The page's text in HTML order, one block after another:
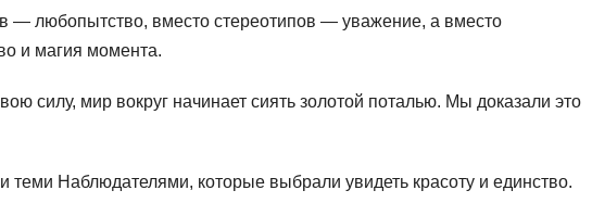
— любопытство, вместо стереотипов — уважение, а вместо
и магия момента.
силу, мир вокруг начинает сиять золотой поталью. Мы доказали это
теми Наблюдателями, которые выбрали увидеть красоту и единство.